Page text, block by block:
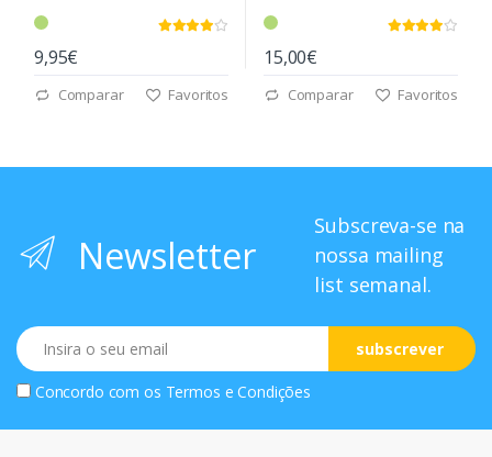
9,95€
Comparar Favoritos
15,00€
Comparar Favoritos
Newsletter
Subscreva-se na
nossa mailing
list semanal.
Email
subscrever
Concordo com os Termos e Condições